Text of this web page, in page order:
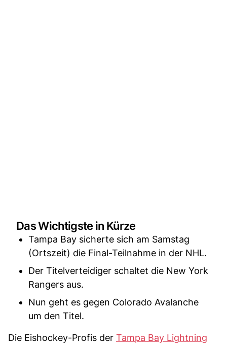
Das Wichtigste in Kürze
Tampa Bay sicherte sich am Samstag
(Ortszeit) die Final-Teilnahme in der NHL.
Der Titelverteidiger schaltet die New York
Rangers aus.
Nun geht es gegen Colorado Avalanche
um den Titel.
Die Eishockey-Profis der Tampa Bay Lightning